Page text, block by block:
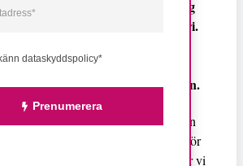
sannolikt att registrera sig
har medlemsmöte den 12 februari.
och hoppas att den energi
och dess företrädare har ger
plats de förtjänar i valrörelsen.
tycker vi att valet till hösten
och precis som Fi bildades för
blåslampa på övriga partier förstår vi
dataskyddspolicy*
Prenumerera